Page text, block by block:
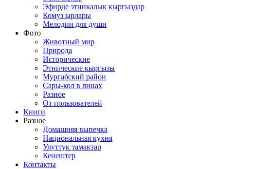
Эфирде этникалык кыргыздар
Комуз ырлары
Мелодии для души
Фото
Животный мир
Природа
Исторические
Этнические кыргызы
Мургабский район
Сары-кол в лицах
Разное
От пользователей
Книги
Разное
Домашняя выпечка
Национальная кухня
Улуттук тамактар
Кенештер
Контакты